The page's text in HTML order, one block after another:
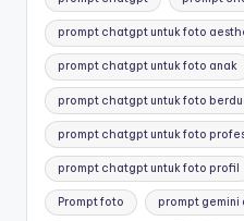
prompt chatgpt untuk foto
prompt chatgpt untuk foto anak
prompt chatgpt untuk foto
prompt chatgpt untuk foto
prompt chatgpt untuk foto profil
Prompt foto prompt gemini